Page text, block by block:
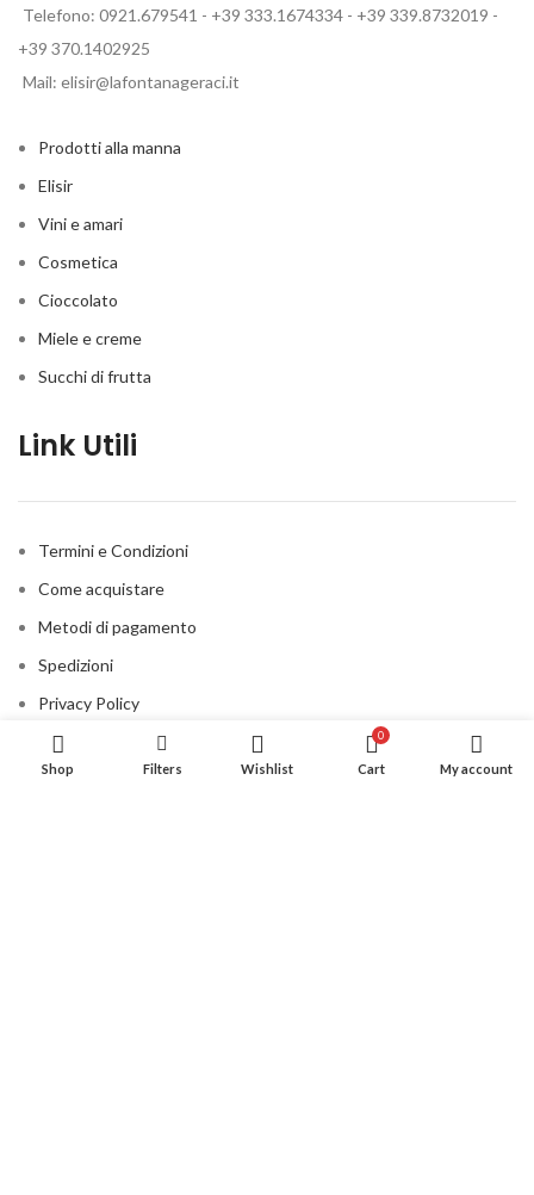
Telefono: 0921.679541 - +39 333.1674334 - +39 339.8732019 -
+39 370.1402925
Mail: elisir@lafontanageraci.it
Prodotti alla manna
Elisir
Vini e amari
Cosmetica
Cioccolato
Miele e creme
Succhi di frutta
Link Utili
Termini e Condizioni
Come acquistare
Metodi di pagamento
Spedizioni
Privacy Policy
Cookie Policy
Contatti
Shop Filters Wishlist
0
Cart My account